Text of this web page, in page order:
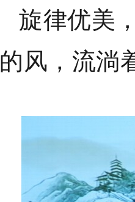
旋律优美
的风，流淌